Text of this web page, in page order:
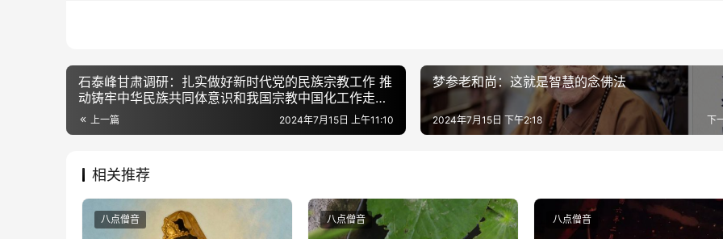
石泰峰甘肃调研：扎实做好新时代党的民族宗教工作 推
动铸牢中华民族共同体意识和我国宗教中国化工作走深
走实上一篇 2024年7月15日 上午11:10
梦参老和尚：这就是智慧的念佛法
下
2024年7月15日 下午2:18
相关推荐
八点僧音 八点僧音 八点僧音